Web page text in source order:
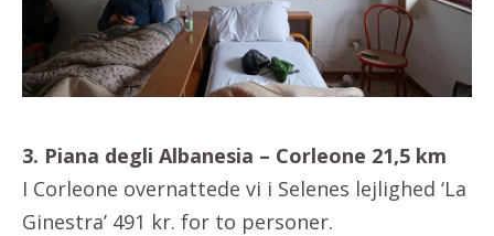
3. Piana degli Albanesia – Corleone 21,5 km
I Corleone overnattede vi i Selenes lejlighed ‘La
Ginestra’ 491 kr. for to personer.